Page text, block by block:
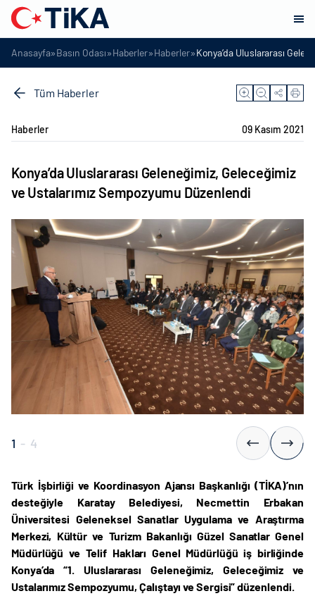
Anasayfa»Basın Odası»Haberler»Haberler»Konya’da Uluslararası
Tüm Haberler
Haberler 09 Kasım 2021
Konya’da Uluslararası Geleneğimiz, Geleceğimiz
ve Ustalarımız Sempozyumu Düzenlendi
1 - 4
Türk İşbirliği ve Koordinasyon Ajansı Başkanlığı (TİKA)’nın
desteğiyle Karatay Belediyesi, Necmettin Erbakan
Üniversitesi Geleneksel Sanatlar Uygulama ve Araştırma
Merkezi, Kültür ve Turizm Bakanlığı Güzel Sanatlar Genel
Müdürlüğü ve Telif Hakları Genel Müdürlüğü iş birliğinde
Konya’da “1. Uluslararası Geleneğimiz, Geleceğimiz ve
Ustalarımız Sempozyumu, Çalıştayı ve Sergisi” düzenlendi.